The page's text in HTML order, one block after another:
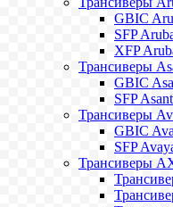
GBIC
SFP
XFP
Трансиверы
GBIC
SFP
Трансиверы
GBIC
SFP
Трансиверы